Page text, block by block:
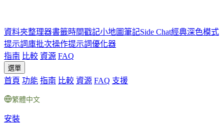
資料夾整理器書籤時間戳記小地圖筆記Side Chat經典深色模式
提示詞庫批次操作提示詞優化器
指南 比較 資源 FAQ
選單
首頁 功能 指南 比較 資源 FAQ 支援
繁體中文
安裝